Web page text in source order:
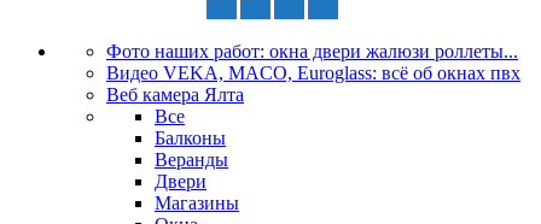
Фото наших работ: окна двери жалюзи роллеты...
Видео VEKA, MACO, Euroglass: всё об окнах пвх
Веб камера Ялта
Все
Балконы
Веранды
Двери
Магазины